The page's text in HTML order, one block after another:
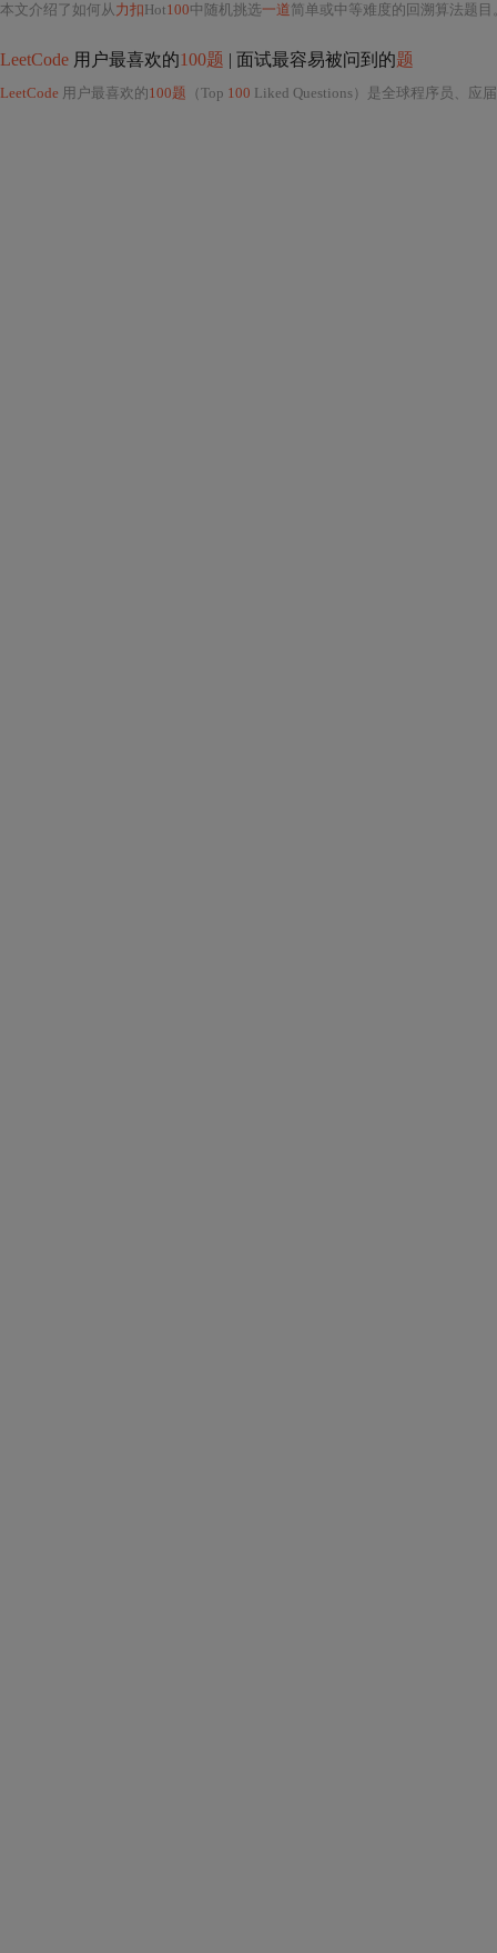
本文介绍了如何从力扣Hot100中随机挑选一道简单或中等难度的回溯算法题目。首先，确认用户需求，然后筛选出符合条件的题目，
LeetCode 用户最喜欢的100题 | 面试最容易被问到的题
LeetCode 用户最喜欢的100题 （Top 100 Liked Questions）是全球程序员、应届校招生及转行求